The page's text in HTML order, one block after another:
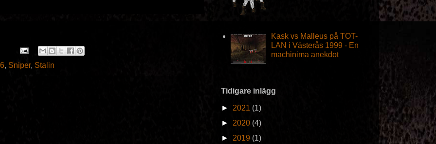
, Sniper, Stalin
Kask vs Malleus på TOT-
LAN i Västerås 1999 - En
machinima anekdot
Tidigare inlägg
► 2021 (1)
► 2020 (4)
► 2019 (1)